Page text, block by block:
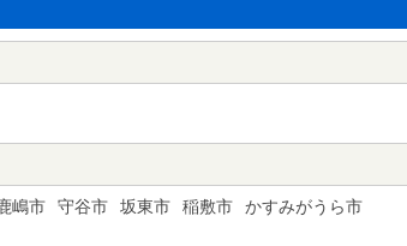
嶋市 守谷市 坂東市 稲敷市
かすみがうら市